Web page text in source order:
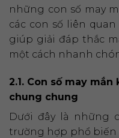
những con số may
các con số liên
giúp giải đáp thắc
một cách nhanh
2.1. Con số may
chung chung
Dưới đây là những
trường hợp phổ biến